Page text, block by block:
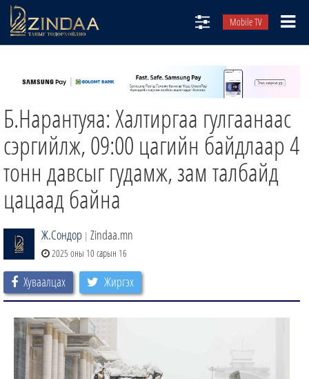
Mobile TV
ТВ8
ӨГЛӨӨНИЙ СОНИН
АУДИО ЗОХИОЛ
ЗИНДАА СЭТГҮҮЛ
Б.Нарантуяа: Халтиргаа гулгаанаас
сэргийлж, 09:00 цагийн байдлаар 4
тонн давсыг гудамж, зам талбайд
цацаад байна
Ж.Сондор | Zindaa.mn
2025 оны 10 сарын 16
Хуваалцах Жиргэх